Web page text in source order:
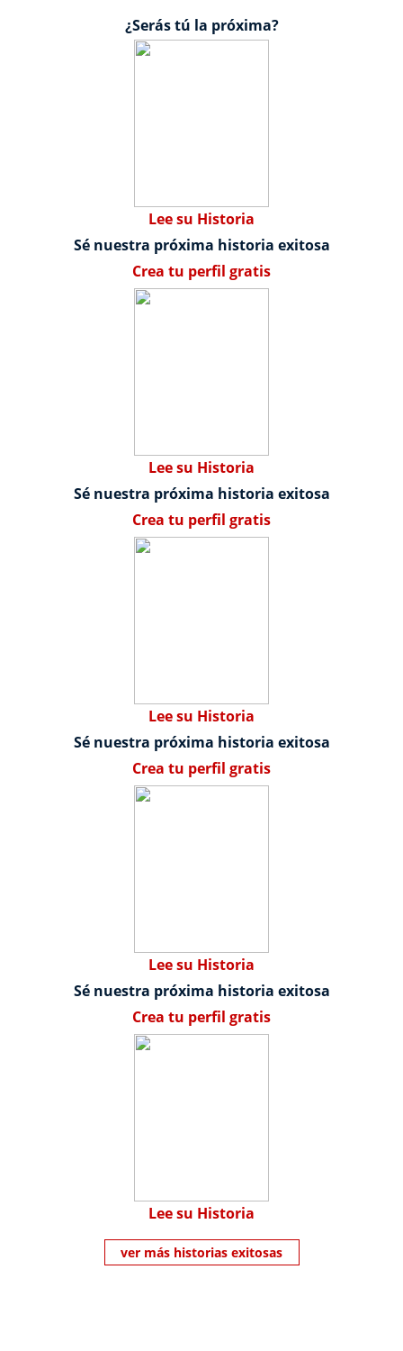
¿Serás tú la próxima?
Lee su Historia
Sé nuestra próxima historia exitosa
Crea tu perfil gratis
Lee su Historia
Sé nuestra próxima historia exitosa
Crea tu perfil gratis
Lee su Historia
Sé nuestra próxima historia exitosa
Crea tu perfil gratis
Lee su Historia
Sé nuestra próxima historia exitosa
Crea tu perfil gratis
Lee su Historia
ver más historias exitosas